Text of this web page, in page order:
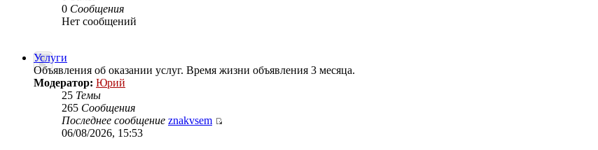
0 Сообщения
Нет сообщений
Услуги
Объявления об оказании услуг. Время жизни объявления 3 месяца.
Модератор: Юрий
25 Темы
265 Сообщения
Последнее сообщение znakvsem
06/08/2026, 15:53